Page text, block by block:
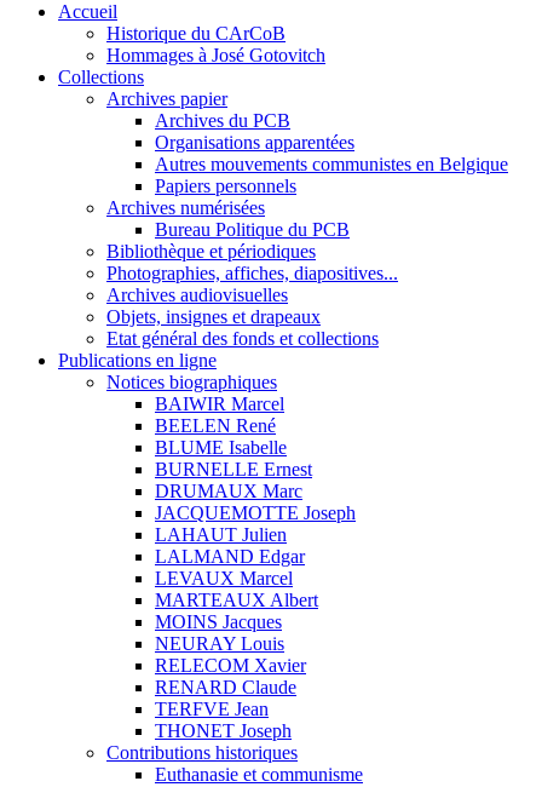
Accueil
Historique du CArCoB
Hommages à José Gotovitch
Collections
Archives papier
Archives du PCB
Organisations apparentées
Autres mouvements communistes en Belgique
Papiers personnels
Archives numérisées
Bureau Politique du PCB
Bibliothèque et périodiques
Photographies, affiches, diapositives...
Archives audiovisuelles
Objets, insignes et drapeaux
Etat général des fonds et collections
Publications en ligne
Notices biographiques
BAIWIR Marcel
BEELEN René
BLUME Isabelle
BURNELLE Ernest
DRUMAUX Marc
JACQUEMOTTE Joseph
LAHAUT Julien
LALMAND Edgar
LEVAUX Marcel
MARTEAUX Albert
MOINS Jacques
NEURAY Louis
RELECOM Xavier
RENARD Claude
TERFVE Jean
THONET Joseph
Contributions historiques
Euthanasie et communisme